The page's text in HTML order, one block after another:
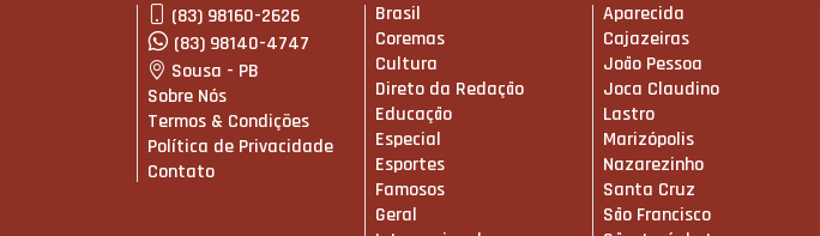
(83) 98160-2626
(83) 98140-4747
Sousa - PB
Sobre Nós
Termos & Condições
Política de Privacidade
Contato
Brasil
Coremas
Cultura
Direto da Redação
Educação
Especial
Esportes
Famosos
Geral
Aparecida
Cajazeiras
João Pessoa
Joca Claudino
Lastro
Marizópolis
Nazarezinho
Santa Cruz
São Francisco